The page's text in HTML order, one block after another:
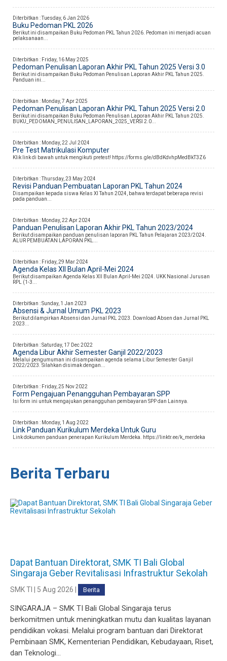
Diterbitkan :Tuesday, 6 Jan 2026
Buku Pedoman PKL 2026
Berikut ini disampaikan Buku Pedoman PKL Tahun 2026. Pedoman ini menjadi acuan
pelaksanaan...
Diterbitkan : Friday, 16 May 2025
Pedoman Penulisan Laporan Akhir PKL Tahun 2025 Versi 3.0
Berikut ini disampaikan Buku Pedoman Penulisan Laporan Akhir PKL Tahun 2025.
Panduan ini...
Diterbitkan : Monday, 7 Apr 2025
Pedoman Penulisan Laporan Akhir PKL Tahun 2025 Versi 2.0
Berikut ini disampaikan Buku Pedoman Penulisan Laporan Akhir PKL Tahun 2025.
BUKU_PEDOMAN_PENULISAN_LAPORAN_2025_VERSI 2.0...
Diterbitkan : Monday, 22 Jul 2024
Pre Test Matrikulasi Komputer
Klik link di bawah untuk mengikuti pretest! https://forms.gle/dBdKdvhpMedBkT3Z6
Diterbitkan :Thursday, 23 May 2024
Revisi Panduan Pembuatan Laporan PKL Tahun 2024
Disampaikan kepada siswa Kelas XI Tahun 2024, bahwa terdapat beberapa revisi
pada panduan...
Diterbitkan : Monday, 22 Apr 2024
Panduan Penulisan Laporan Akhir PKL Tahun 2023/2024
Berikut disampaikan panduan penulisan laporan PKL Tahun Pelajaran 2023/2024.
ALUR PEMBUATAN LAPORAN PKL...
Diterbitkan : Friday, 29 Mar 2024
Agenda Kelas XII Bulan April-Mei 2024
Berikut disampaikan Agenda Kelas XII Bulan April-Mei 2024. UKK Nasional Jurusan
RPL (1-3...
Diterbitkan :Sunday, 1 Jan 2023
Absensi & Jurnal Umum PKL 2023
Berikut dilampirkan Absensi dan Jurnal PKL 2023. Download Absen dan Jurnal PKL
2023...
Diterbitkan :Saturday, 17 Dec 2022
Agenda Libur Akhir Semester Ganjil 2022/2023
Melalui pengumuman ini disampaikan agenda selama Libur Semester Ganjil
2022/2023. Silahkan disimak dengan...
Diterbitkan : Friday, 25 Nov 2022
Form Pengajuan Penangguhan Pembayaran SPP
Isi form ini untuk mengajukan penangguhan pembayaran SPP dan Lainnya.
Diterbitkan : Monday, 1 Aug 2022
Link Panduan Kurikulum Merdeka Untuk Guru
Link dokumen panduan penerapan Kurikulum Merdeka. https://linktr.ee/k_merdeka
Berita Terbaru
Dapat Bantuan Direktorat, SMK TI Bali Global
Singaraja Geber Revitalisasi Infrastruktur Sekolah
SMK TI | 5 Aug 2026 | Berita
SINGARAJA – SMK TI Bali Global Singaraja terus
berkomitmen untuk meningkatkan mutu dan kualitas layanan
pendidikan vokasi. Melalui program bantuan dari Direktorat
Pembinaan SMK, Kementerian Pendidikan, Kebudayaan, Riset,
dan Teknologi...